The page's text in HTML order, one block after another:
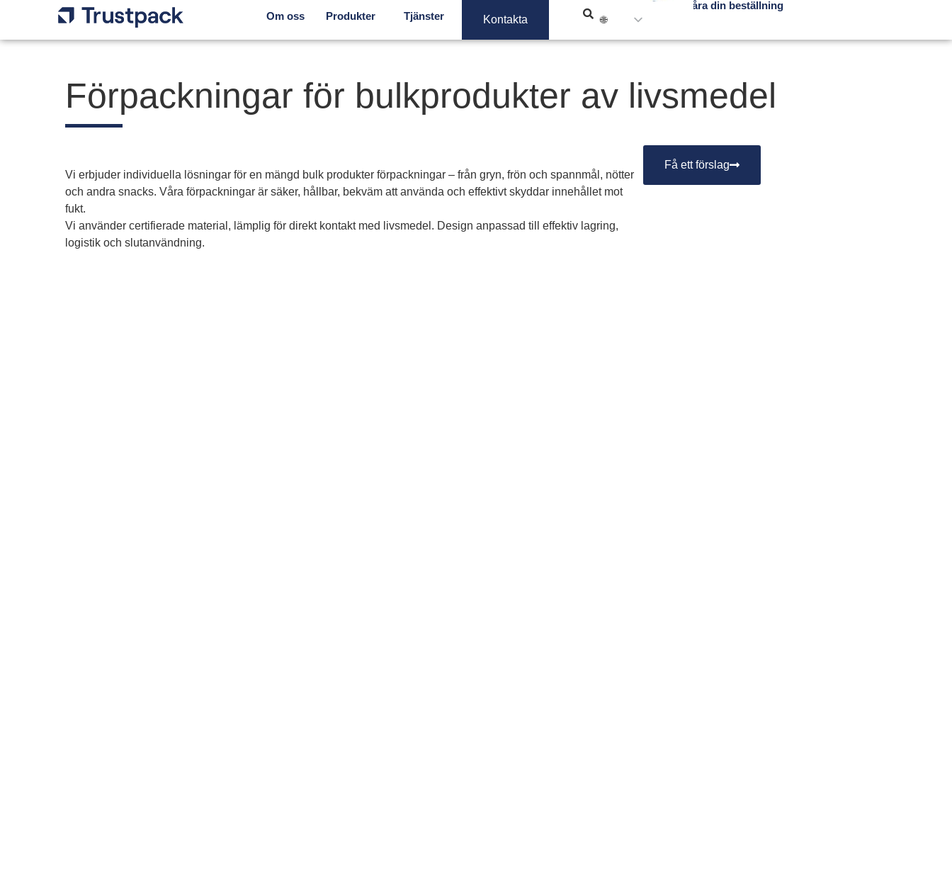
Om oss Produkter Tjänster Kontakta
Spåra din beställning
Förpackningar för bulkprodukter av livsmedel
Vi erbjuder individuella lösningar för en mängd bulk produkter förpackningar – från gryn, frön och spannmål, nötter
och andra snacks. Våra förpackningar är säker, hållbar, bekväm att använda och effektivt skyddar innehållet mot
fukt.
Vi använder certifierade material, lämplig för direkt kontakt med livsmedel. Design anpassad till effektiv lagring,
logistik och slutanvändning.
Få ett förslag